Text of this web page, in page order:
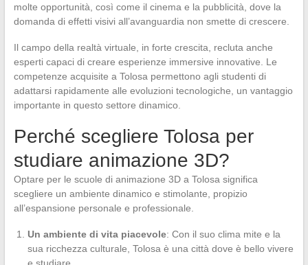
molte opportunità, così come il cinema e la pubblicità, dove la
domanda di effetti visivi all’avanguardia non smette di crescere.
Il campo della realtà virtuale, in forte crescita, recluta anche
esperti capaci di creare esperienze immersive innovative. Le
competenze acquisite a Tolosa permettono agli studenti di
adattarsi rapidamente alle evoluzioni tecnologiche, un vantaggio
importante in questo settore dinamico.
Perché scegliere Tolosa per
studiare animazione 3D?
Optare per le scuole di animazione 3D a Tolosa significa
scegliere un ambiente dinamico e stimolante, propizio
all’espansione personale e professionale.
Un ambiente di vita piacevole: Con il suo clima mite e la
sua ricchezza culturale, Tolosa è una città dove è bello vivere